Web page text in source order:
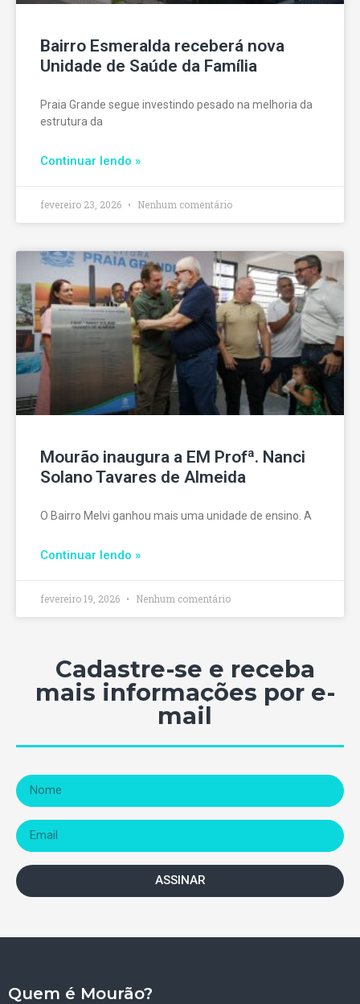
Bairro Esmeralda receberá nova
Unidade de Saúde da Família
Praia Grande segue investindo pesado na melhoria da
estrutura da
Continuar lendo »
fevereiro 23, 2026 Nenhum comentário
Mourão inaugura a EM Profª. Nanci
Solano Tavares de Almeida
O Bairro Melvi ganhou mais uma unidade de ensino. A
Continuar lendo »
fevereiro 19, 2026 Nenhum comentário
Cadastre-se e receba
mais informações por e-
mail
ASSINAR
Quem é Mourão?